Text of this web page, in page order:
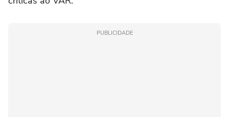
PUBLICIDADE